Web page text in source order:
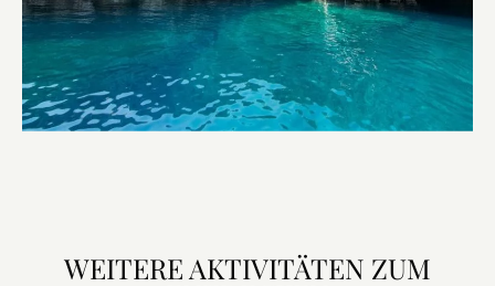
WEITERE AKTIVITÄTEN ZUM